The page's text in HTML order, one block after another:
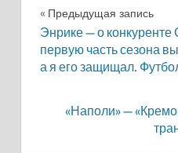
Навигация
по
записям
Предыдущая запись
Энрике — о
первую часть сезона
а я его защищал.
«Наполи» —